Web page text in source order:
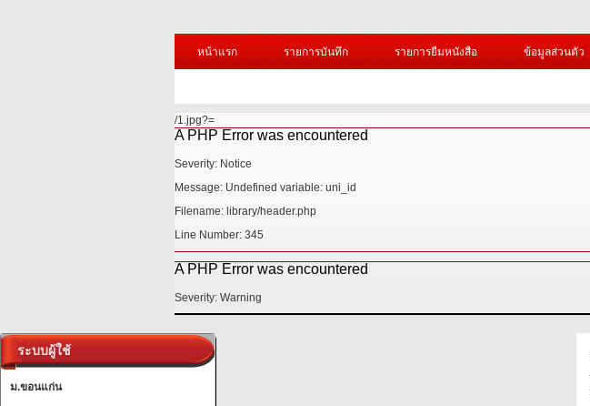
หน้าแรก
รายการบันทึก รายการยืมหนังสือ ข้อมูลส่วนตัว
/1.jpg?=
A PHP Error was encountered
Severity: Notice
Message: Undefined variable: uni_id
Filename: library/header.php
Line Number: 345
A PHP Error was encountered
Severity: Warning
ระบบผู้ใช้
ม.ขอนแก่น